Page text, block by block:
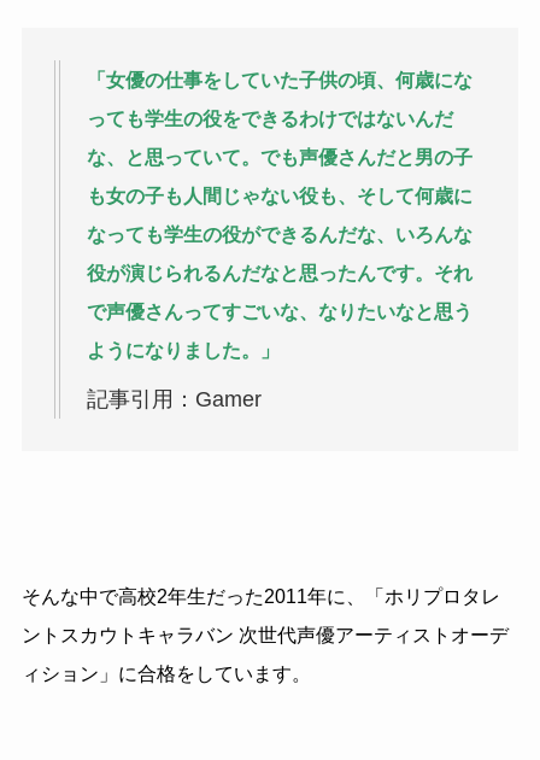
「女優の仕事をしていた子供の頃、何歳にな
っても学生の役をできるわけではないんだ
な、と思っていて。でも声優さんだと男の子
も女の子も人間じゃない役も、そして何歳に
なっても学生の役ができるんだな、いろんな
役が演じられるんだなと思ったんです。それ
で声優さんってすごいな、なりたいなと思う
ようになりました。」
記事引用：Gamer
そんな中で高校2年生だった2011年に、「ホリプロタレ
ントスカウトキャラバン 次世代声優アーティストオーデ
ィション」に合格をしています。